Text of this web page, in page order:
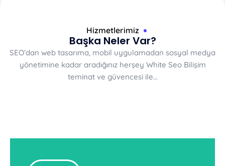
Hizmetlerimiz
Başka Neler Var?
SEO’dan web tasarıma, mobil uygulamadan sosyal medya
yönetimine kadar aradığınız herşey White Seo Bilişim
teminat ve güvencesi ile…